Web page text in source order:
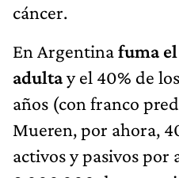
cáncer.
En Argentinafuma
adultay el 40% de
años (con franco
Mueren, por ahora,
activos y pasivos por